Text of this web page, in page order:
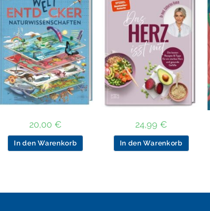
20,00 €
In den Warenkorb
24,99 €
In den Warenkorb